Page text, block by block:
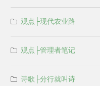
观点├现代农业路
观点├管理者笔记
诗歌├分行就叫诗